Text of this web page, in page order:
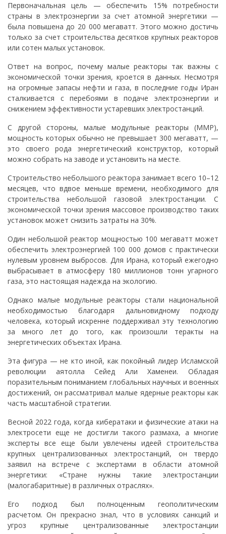
Первоначальная цель — обеспечить 15% потребности
страны в электроэнергии за счет атомной энергетики —
была повышена до 20 000 мегаватт. Этого можно достичь
только за счет строительства десятков крупных реакторов
или сотен малых установок.
Ответ на вопрос, почему малые реакторы так важны с
экономической точки зрения, кроется в данных. Несмотря
на огромные запасы нефти и газа, в последние годы Иран
сталкивается с перебоями в подаче электроэнергии и
снижением эффективности устаревших электростанций.
С другой стороны, малые модульные реакторы (ММР),
мощность которых обычно не превышает 300 мегаватт, —
это своего рода энергетический конструктор, который
можно собрать на заводе и установить на месте.
Строительство небольшого реактора занимает всего 10–12
месяцев, что вдвое меньше времени, необходимого для
строительства небольшой газовой электростанции. С
экономической точки зрения массовое производство таких
установок может снизить затраты на 30%.
Один небольшой реактор мощностью 100 мегаватт может
обеспечить электроэнергией 100 000 домов с практически
нулевым уровнем выбросов. Для Ирана, который ежегодно
выбрасывает в атмосферу 180 миллионов тонн угарного
газа, это настоящая надежда на экологию.
Однако малые модульные реакторы стали национальной
необходимостью благодаря дальновидному подходу
человека, который искренне поддерживал эту технологию
за много лет до того, как произошли теракты на
энергетических объектах Ирана.
Эта фигура — не кто иной, как покойный лидер Исламской
революции аятолла Сейед Али Хаменеи. Обладая
поразительным пониманием глобальных научных и военных
достижений, он рассматривал малые ядерные реакторы как
часть масштабной стратегии.
Весной 2022 года, когда кибератаки и физические атаки на
электросети еще не достигли такого размаха, а многие
эксперты все еще были увлечены идеей строительства
крупных централизованных электростанций, он твердо
заявил на встрече с экспертами в области атомной
энергетики: «Стране нужны такие электростанции
(малогабаритные) в различных отраслях».
Его подход был полноценным геополитическим
расчетом. Он прекрасно знал, что в условиях санкций и
угроз крупные централизованные электростанции